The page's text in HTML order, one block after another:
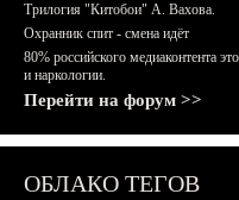
Трилогия "Китобои" А. Вахова.
Охранник спит - смена идёт
80% российского медиаконтента
и наркологии.
Перейти на форум >>
ОБЛАКО ТЕГОВ